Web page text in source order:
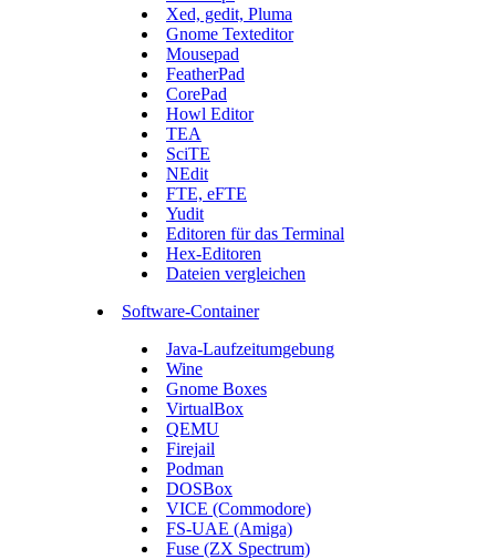
Xed, gedit, Pluma
Gnome Texteditor
Mousepad
FeatherPad
CorePad
Howl Editor
TEA
SciTE
NEdit
FTE, eFTE
Yudit
Editoren für das Terminal
Hex-Editoren
Dateien vergleichen
Software-Container
Java-Laufzeitumgebung
Wine
Gnome Boxes
VirtualBox
QEMU
Firejail
Podman
DOSBox
VICE (Commodore)
FS-UAE (Amiga)
Fuse (ZX Spectrum)